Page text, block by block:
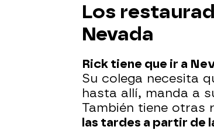
Los
Nevada
Rick tiene que ir a
Su colega necesita
hasta allí, manda a
También tiene otras
las tardes a partir de